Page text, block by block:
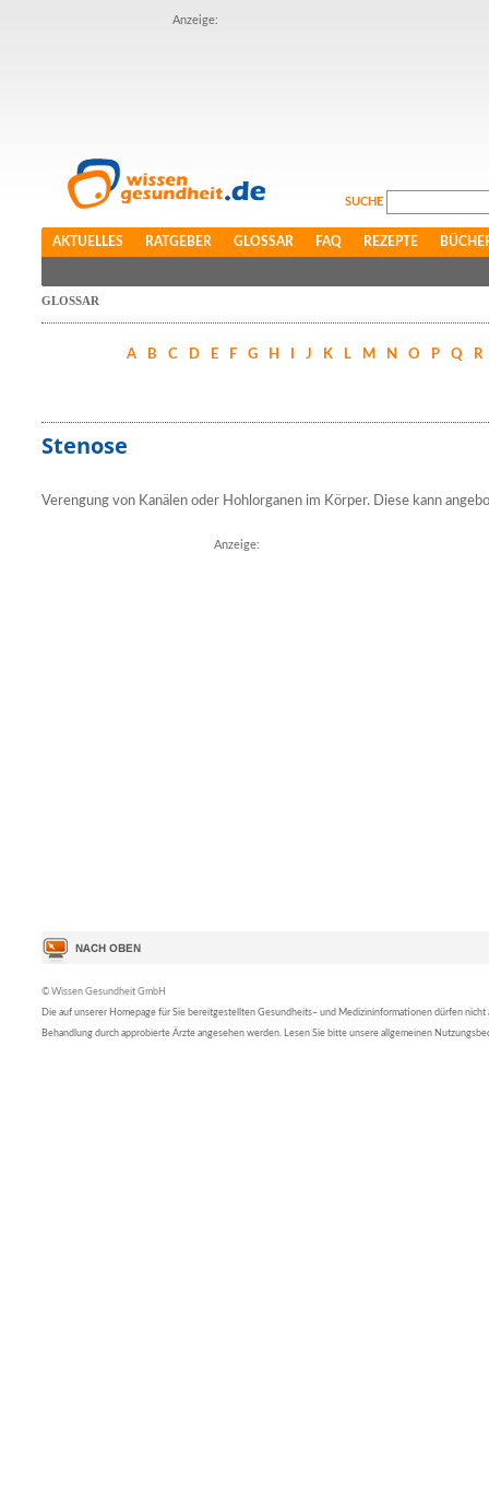
Anzeige:
SUCHE
AKTUELLES RATGEBER GLOSSAR FAQ REZEPTE
GLOSSAR
A B C D E F G H J K L M N O P Q R
Stenose
Verengung von Kanälen oder Hohlorganen im Körper. Diese kann
Anzeige:
© Wissen Gesundheit GmbH
Die auf unserer Homepage für Sie bereitgestellten Gesundheits– und Medizininformationen dürfen nicht
Behandlung durch approbierte Ärzte angesehen werden. Lesen Sie bitte unsere allgemeinen